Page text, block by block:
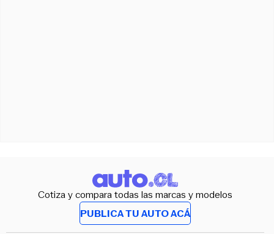
Cotiza y compara todas las marcas y modelos
PUBLICA TU AUTO ACÁ